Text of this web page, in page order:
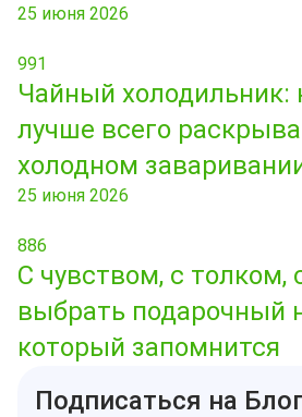
25 июня 2026
991
Чайный холодильник:
лучше всего
холодном
25 июня 2026
886
С чувством, с толком,
выбрать подарочный
который запомнится
Подписаться на